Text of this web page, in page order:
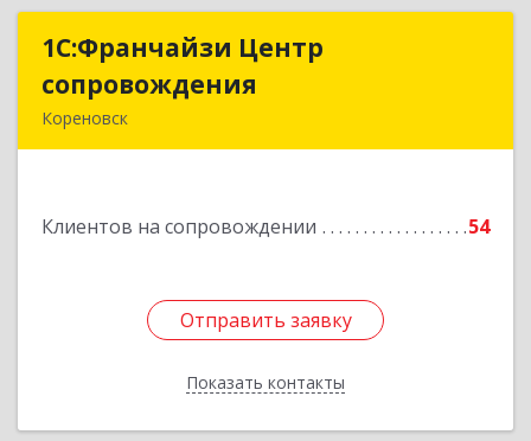
1С:Франчайзи Центр
сопровождения
Кореновск
Клиентов на сопровождении 54
Отправить заявку
Показать контакты
1С:Франчайзи Центр
Отправить заявку
Назад